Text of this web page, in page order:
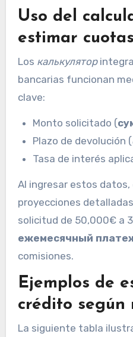
Uso del
estimar
Los калькулятор
bancarias funcionan
clave:
Monto solicitado (
Plazo de devolución (
Tasa de interés
Al ingresar estos
proyecciones
solicitud de 50,000€ a
ежемесячный
comisiones.
Ejemplos de
crédito según
La siguiente tabla